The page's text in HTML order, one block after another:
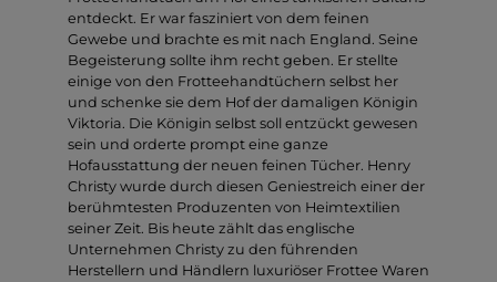
entdeckt. Er war fasziniert von dem feinen
Gewebe und brachte es mit nach England. Seine
Begeisterung sollte ihm recht geben. Er stellte
einige von den Frotteehandtüchern selbst her
und schenke sie dem Hof der damaligen Königin
Viktoria. Die Königin selbst soll entzückt gewesen
sein und orderte prompt eine ganze
Hofausstattung der neuen feinen Tücher. Henry
Christy wurde durch diesen Geniestreich einer der
berühmtesten Produzenten von Heimtextilien
seiner Zeit. Bis heute zählt das englische
Unternehmen Christy zu den führenden
Herstellern und Händlern luxuriöser Frottee Waren